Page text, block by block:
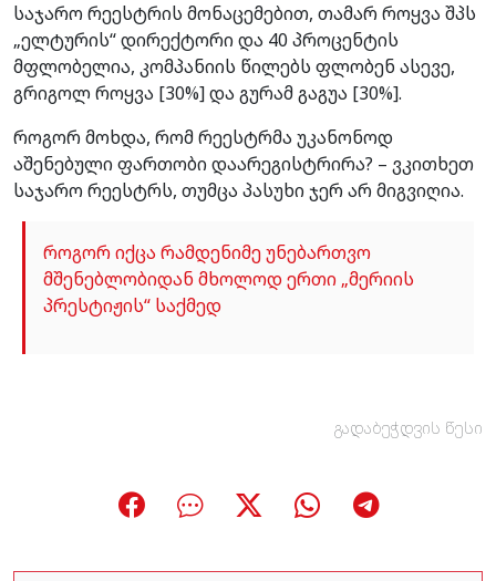
საჯარო რეესტრის მონაცემებით, თამარ როყვა შპს
„ელტურის“ დირექტორი და 40 პროცენტის
მფლობელია, კომპანიის წილებს ფლობენ ასევე,
გრიგოლ როყვა [30%] და გურამ გაგუა [30%].
როგორ მოხდა, რომ რეესტრმა უკანონოდ
აშენებული ფართობი დაარეგისტრირა? – ვკითხეთ
საჯარო რეესტრს, თუმცა პასუხი ჯერ არ მიგვიღია.
როგორ იქცა რამდენიმე უნებართვო
მშენებლობიდან მხოლოდ ერთი „მერიის
პრესტიჟის“ საქმედ
გადაბეჭდვის წესი